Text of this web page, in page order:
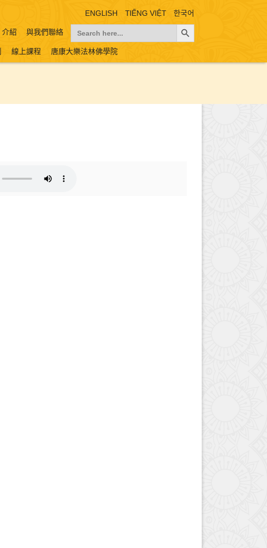
ENGLISH TIẾNG VIỆT 한국어
for:
Search Button
介紹 與我們聯絡
線上課程 唐康大樂法林佛學院